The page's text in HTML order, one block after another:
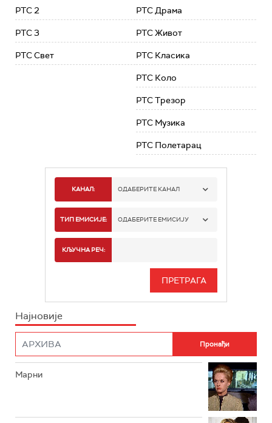
РТС 2
РТС 3
РТС Свет
РТС Драма
РТС Живот
РТС Класика
РТС Коло
РТС Трезор
РТС Музика
РТС Полетарац
КАНАЛ: ОДАБЕРИТЕ КАНАЛ
РТС 1
РТС 3
ТИП ЕМИСИЈЕ: ОДАБЕРИТЕ ЕМИСИЈУ
ИНФО
КЉУЧНА РЕЧ:
Најновије
Марни